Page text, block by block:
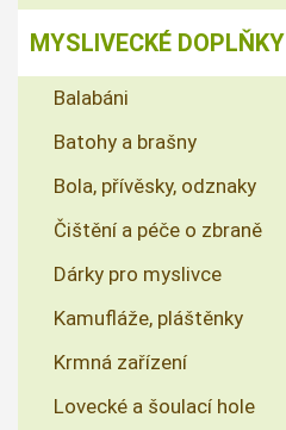
MYSLIVECKÉ DOPLŇKY
Balabáni
Batohy a brašny
Bola, přívěsky, odznaky
Čištění a péče o zbraně
Dárky pro myslivce
Kamufláže, pláštěnky
Krmná zařízení
Lovecké a šoulací hole